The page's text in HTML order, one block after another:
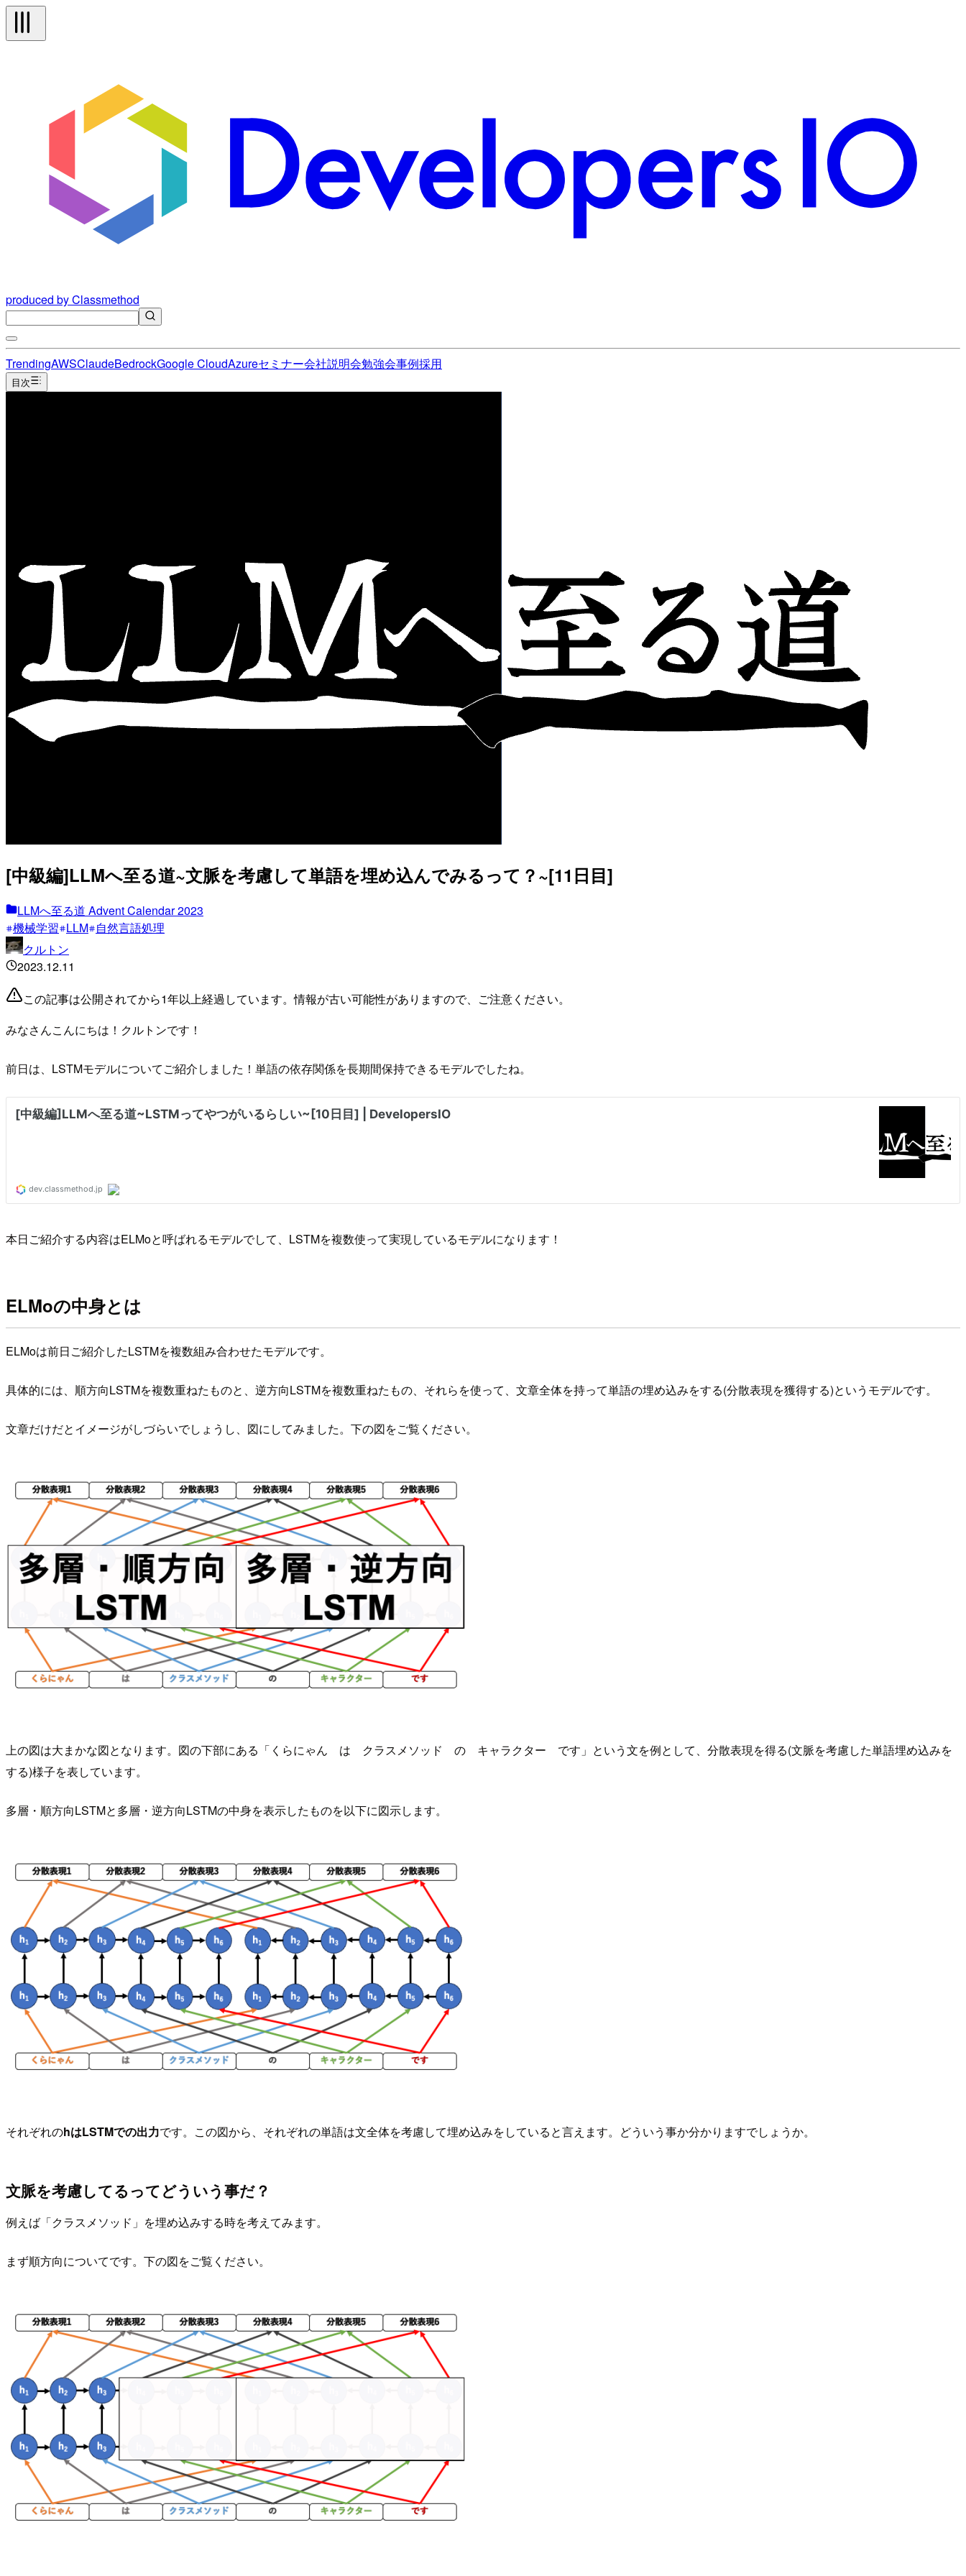
produced by Classmethod
TrendingAWSClaudeBedrockGoogle CloudAzureセミナー会社説明会勉強会事例採用
目次
[中級編]LLMへ至る道~文脈を考慮して単語を埋め込んでみるって？~[11日目]
LLMへ至る道 Advent Calendar 2023
機械学習 LLM 自然言語処理
クルトン
2023.12.11
この記事は公開されてから1年以上経過しています。情報が古い可能性がありますので、ご注意ください。
みなさんこんにちは！クルトンです！
前日は、LSTMモデルについてご紹介しました！単語の依存関係を長期間保持できるモデルでしたね。
本日ご紹介する内容はELMoと呼ばれるモデルでして、LSTMを複数使って実現しているモデルになります！
ELMoの中身とは
ELMoは前日ご紹介したLSTMを複数組み合わせたモデルです。
具体的には、順方向LSTMを複数重ねたものと、逆方向LSTMを複数重ねたもの、それらを使って、文章全体を持って単語の埋め込みをする(分散表現を獲得する)というモデルです。
文章だけだとイメージがしづらいでしょうし、図にしてみました。下の図をご覧ください。
上の図は大まかな図となります。図の下部にある「くらにゃん は クラスメソッド の キャラクター です」という文を例として、分散表現を得る(文脈を考慮した単語埋め込みを
する)様子を表しています。
多層・順方向LSTMと多層・逆方向LSTMの中身を表示したものを以下に図示します。
それぞれのhはLSTMでの出力です。この図から、それぞれの単語は文全体を考慮して埋め込みをしていると言えます。どういう事か分かりますでしょうか。
文脈を考慮してるってどういう事だ？
例えば「クラスメソッド」を埋め込みする時を考えてみます。
まず順方向についてです。下の図をご覧ください。